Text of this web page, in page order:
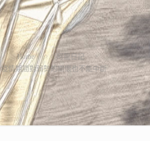
Home
阿龍日記
疫情期間對弱勢的關懷也不能中斷